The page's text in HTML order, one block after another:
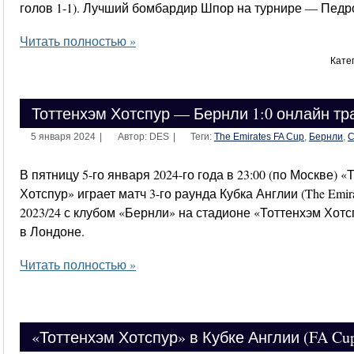
голов 1-1). Лучший бомбардир Шпор на турнире —
Читать полностью »
Тоттенхэм Хотспур — Бернли 1:0 онлайн
5 января 2024 Автор: DES Теги: The Emirates FA Cup, Бернли,
В пятницу 5-го января 2024-го года в 23:00 (по Москве)
Хотспур» играет матч 3-го раунда Кубка Англии (The
2023/24 с клубом «Бернли» на стадионе «Тоттенхэм
в Лондоне.
Читать полностью »
«Тоттенхэм Хотспур» в Кубке Англии (FA